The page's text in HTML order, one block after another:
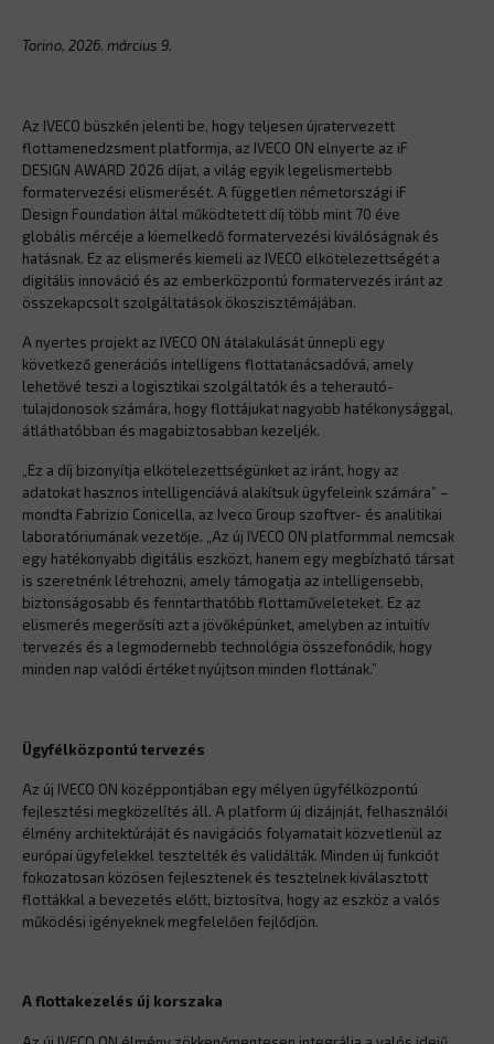
Torino, 2026. március 9.
Az IVECO büszkén jelenti be, hogy teljesen újratervezett
flottamenedzsment platformja, az IVECO ON elnyerte az iF
DESIGN AWARD 2026 díjat, a világ egyik legelismertebb
formatervezési elismerését. A független németországi iF
Design Foundation által működtetett díj több mint 70 éve
globális mércéje a kiemelkedő formatervezési kiválóságnak és
hatásnak. Ez az elismerés kiemeli az IVECO elkötelezettségét a
digitális innováció és az emberközpontú formatervezés iránt az
összekapcsolt szolgáltatások ökoszisztémájában.
A nyertes projekt az IVECO ON átalakulását ünnepli egy
következő generációs intelligens flottatanácsadóvá, amely
lehetővé teszi a logisztikai szolgáltatók és a teherautó-
tulajdonosok számára, hogy flottájukat nagyobb hatékonysággal,
átláthatóbban és magabiztosabban kezeljék.
„Ez a díj bizonyítja elkötelezettségünket az iránt, hogy az
adatokat hasznos intelligenciává alakítsuk ügyfeleink számára” –
mondta Fabrizio Conicella, az Iveco Group szoftver- és analitikai
laboratóriumának vezetője. „Az új IVECO ON platformmal nemcsak
egy hatékonyabb digitális eszközt, hanem egy megbízható társat
is szeretnénk létrehozni, amely támogatja az intelligensebb,
biztonságosabb és fenntarthatóbb flottaműveleteket. Ez az
elismerés megerősíti azt a jövőképünket, amelyben az intuitív
tervezés és a legmodernebb technológia összefonódik, hogy
minden nap valódi értéket nyújtson minden flottának.”
Ügyfélközpontú tervezés
Az új IVECO ON középpontjában egy mélyen ügyfélközpontú
fejlesztési megközelítés áll. A platform új dizájnját, felhasználói
élmény architektúráját és navigációs folyamatait közvetlenül az
európai ügyfelekkel tesztelték és validálták. Minden új funkciót
fokozatosan közösen fejlesztenek és tesztelnek kiválasztott
flottákkal a bevezetés előtt, biztosítva, hogy az eszköz a valós
működési igényeknek megfelelően fejlődjön.
A flottakezelés új korszaka